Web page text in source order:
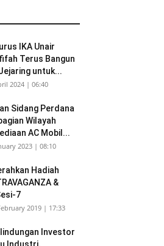
IKA Unair
Terus Bangun
untuk...
2024 | 06:40
Sidang Perdana
Wilayah
AC Mobil...
2023 | 08:10
Hadiah
&
7
2019 | 17:33
Investor